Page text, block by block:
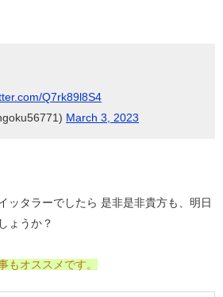
Q7rk89l8S4
March 3, 2023
ッタラーでしたら 是非是非貴方も、明日
ょうか？
もオススメです。